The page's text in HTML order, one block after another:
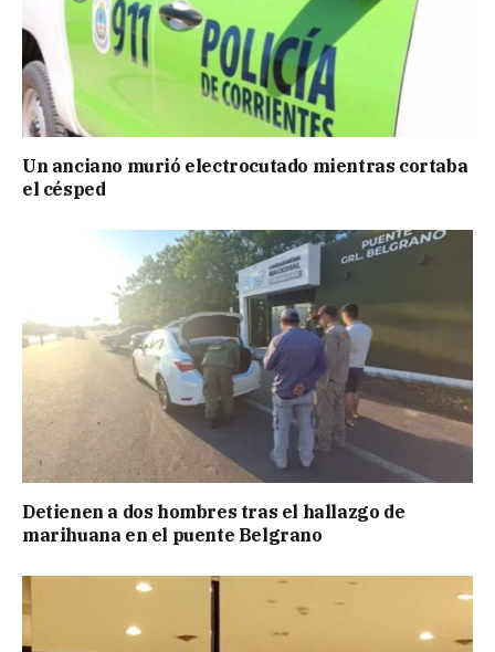
Un anciano murió electrocutado mientras cortaba
el césped
Detienen a dos hombres tras el hallazgo de
marihuana en el puente Belgrano